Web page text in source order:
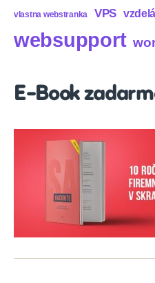
vlastna webstranka VPS
websupport
E-Book